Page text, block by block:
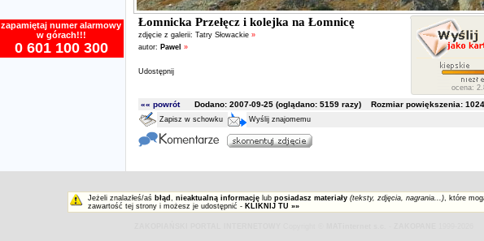
zapamiętaj numer alarmowy
w górach!!!
0 601 100 300
Łomnicka Przełęcz i kolejka na Łomnicę
zdjęcie z galerii: Tatry Słowackie »
autor: Pawel »
Udostępnij
ocena:
«« powrótDodano: 2007-09-25 (oglądano: 5159razy) Rozmiar powiększenia:
Zapisz w schowku Wyślij znajomemu
Jeżeli znalazłeś/aś błąd , nieaktualną informację lub posiadasz materiały (teksty, zdjęcia, nagrania...), które
zawartość tej strony i możesz je udostępnić - KLIKNIJ TU »»